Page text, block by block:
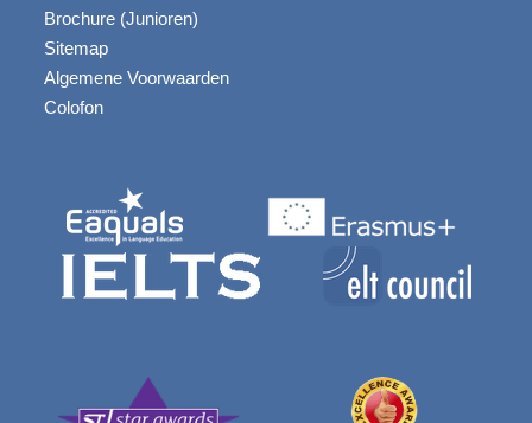
Brochure (Junioren)
Sitemap
Algemene Voorwaarden
Colofon